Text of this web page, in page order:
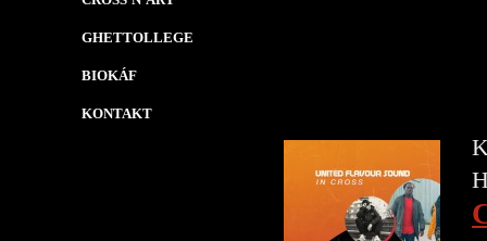
GHETTOLLEGE
BIOKÁF
KONTAKT